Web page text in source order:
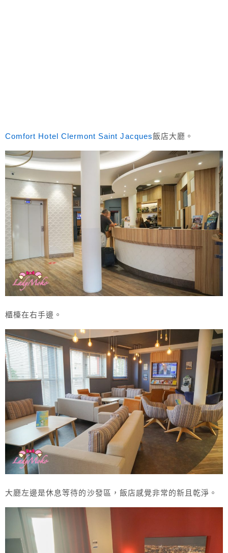
Comfort Hotel Clermont Saint Jacques飯店大廳。
櫃檯在右手邊。
大廳左邊是休息等待的沙發區，飯店感覺非常的新且乾淨。